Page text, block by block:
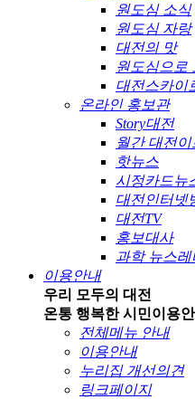
원도심 소식
원도심 자랑
대전의 맛
원도심으로
대전스카이
온라인 홍보관
Story대전
월간 대전이
핫뉴스
시정카드뉴
대전인터넷
대전TV
홍보대사
과학 뉴스레
이용안내
우리 모두의 대전
온통 행복한 시민이용
전체메뉴 안내
이용안내
누리집 개선의견
링크페이지